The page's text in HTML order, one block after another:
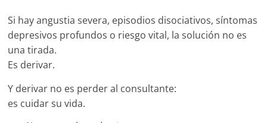
Si hay angustia severa, episodios disociativos, síntomas
depresivos profundos o riesgo vital, la solución no es
una tirada.
Es derivar.
Y derivar no es perder al consultante:
es cuidar su vida.